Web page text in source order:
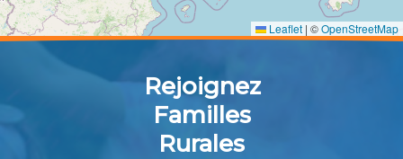
Leaflet | ©OpenStreetMap
Rejoignez
Familles
Rurales